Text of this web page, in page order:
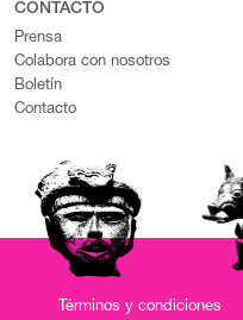
CONTACTO
Prensa
Colabora con nosotros
Boletín
Contacto
Términos y condiciones